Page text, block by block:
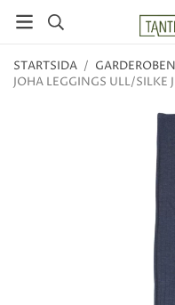
STARTSIDA / GARDEROBEN
JOHA LEGGINGS ULL/SILKE